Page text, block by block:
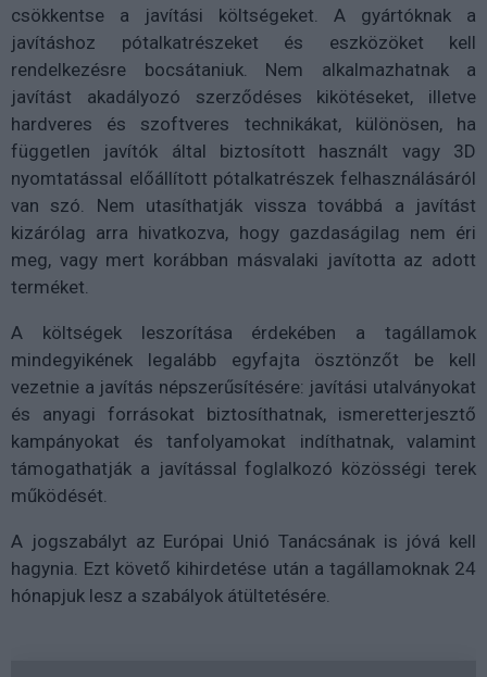
csökkentse a javítási költségeket. A gyártóknak a
javításhoz pótalkatrészeket és eszközöket kell
rendelkezésre bocsátaniuk. Nem alkalmazhatnak a
javítást akadályozó szerződéses kikötéseket, illetve
hardveres és szoftveres technikákat, különösen, ha
független javítók által biztosított használt vagy 3D
nyomtatással előállított pótalkatrészek felhasználásáról
van szó. Nem utasíthatják vissza továbbá a javítást
kizárólag arra hivatkozva, hogy gazdaságilag nem éri
meg, vagy mert korábban másvalaki javította az adott
terméket.
A költségek leszorítása érdekében a tagállamok
mindegyikének legalább egyfajta ösztönzőt be kell
vezetnie a javítás népszerűsítésére: javítási utalványokat
és anyagi forrásokat biztosíthatnak, ismeretterjesztő
kampányokat és tanfolyamokat indíthatnak, valamint
támogathatják a javítással foglalkozó közösségi terek
működését.
A jogszabályt az Európai Unió Tanácsának is jóvá kell
hagynia. Ezt követő kihirdetése után a tagállamoknak 24
hónapjuk lesz a szabályok átültetésére.